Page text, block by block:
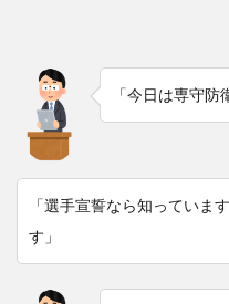
「今日は専守防
「選手宣誓なら知っていま
す」